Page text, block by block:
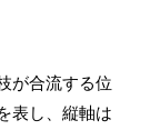
が合流する位
表し、縦軸は